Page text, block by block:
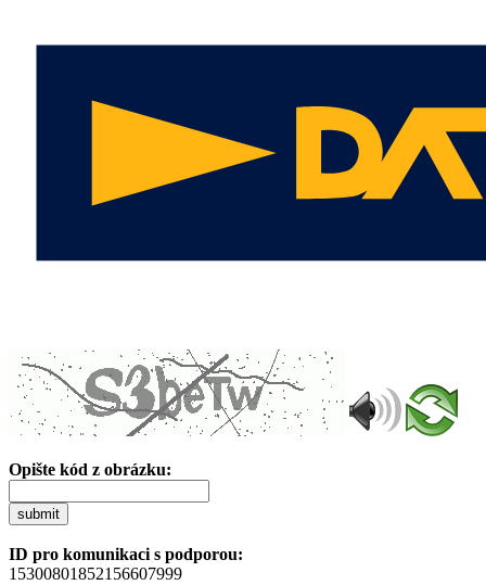
Opište kód z obrázku:
submit
ID pro komunikaci s podporou:
15300801852156607999